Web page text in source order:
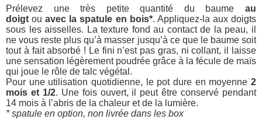
Prélevez une très petite quantité du baume au
doigt ouavec la spatule en bois*. Appliquez-la aux doigts
sous les aisselles. La texture fond au contact de la peau, il
ne vous reste plus qu’à masser jusqu’à ce que le baume soit
tout à fait absorbé ! Le fini n’est pas gras, ni collant, il laisse
une sensation légèrement poudrée grâce à la fécule de maïs
qui joue le rôle de talc végétal.
Pour une utilisation quotidienne, le pot dure en moyenne 2
mois et 1/2. Une fois ouvert, il peut être conservé pendant
14 mois à l’abris de la chaleur et de la lumière.
* spatule en option, non livrée dans les box